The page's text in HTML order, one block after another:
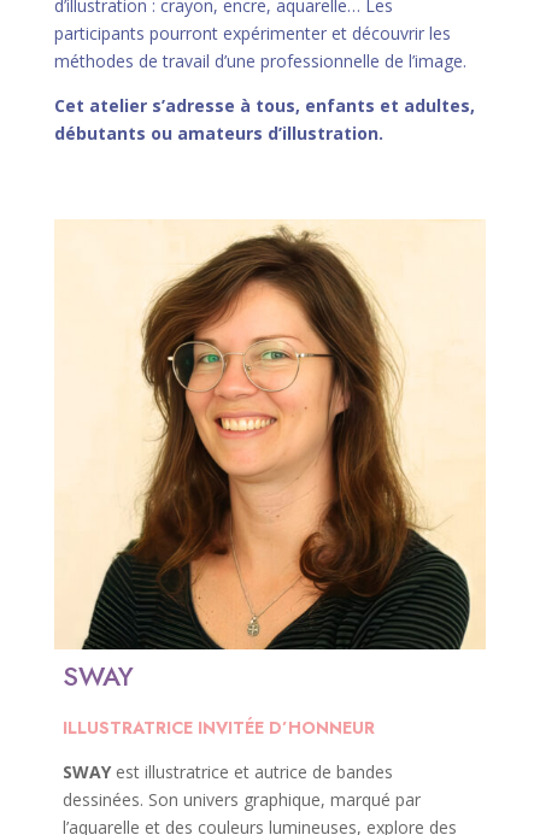
d’illustration : crayon, encre, aquarelle… Les
participants pourront expérimenter et découvrir les
méthodes de travail d’une professionnelle de l’image.
Cet atelier s’adresse à tous, enfants et adultes,
débutants ou amateurs d’illustration.
SWAY
ILLUSTRATRICE INVITÉE D’HONNEUR
SWAYest illustratrice et autrice de bandes
dessinées. Son univers graphique, marqué par
l’aquarelle et des couleurs lumineuses, explore des